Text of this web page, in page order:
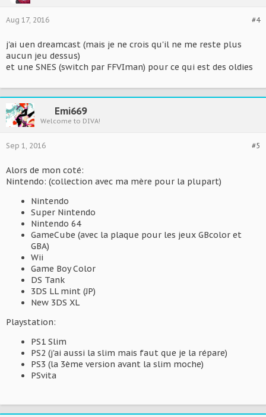
#4
Aug 17, 2016
j'ai uen dreamcast (mais je ne crois qu'il ne me reste plus
aucun jeu dessus)
et une SNES (switch par FFVIman) pour ce qui est des oldies
Emi669
Welcome to DIVA!
#5
Sep 1, 2016
Alors de mon coté:
Nintendo: (collection avec ma mère pour la plupart)
Nintendo
Super Nintendo
Nintendo 64
GameCube (avec la plaque pour les jeux GBcolor et
GBA)
Wii
Game Boy Color
DS Tank
3DS LL mint (JP)
New 3DS XL
Playstation:
PS1 Slim
PS2 (j'ai aussi la slim mais faut que je la répare)
PS3 (la 3ème version avant la slim moche)
PSvita